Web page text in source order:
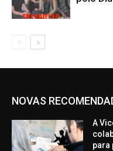
NOVAS
A
para